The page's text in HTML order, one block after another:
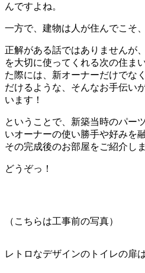
んですよね。
一方で、建物は人が住んでこそ
正解がある話ではありませんが
を大切に使ってくれる次の住ま
た際には、新オーナーだけでな
だけるような、そんなお手伝い
います！
ということで、新築当時のパー
いオーナーの使い勝手や好みを
その完成後のお部屋をご紹介し
どうぞっ！
（こちらは工事前の写真）
レトロなデザインのトイレの扉